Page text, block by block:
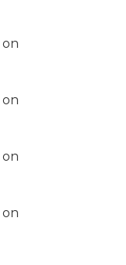
on
on
on
on